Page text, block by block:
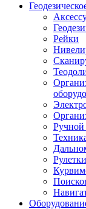
Рейки
Ручной